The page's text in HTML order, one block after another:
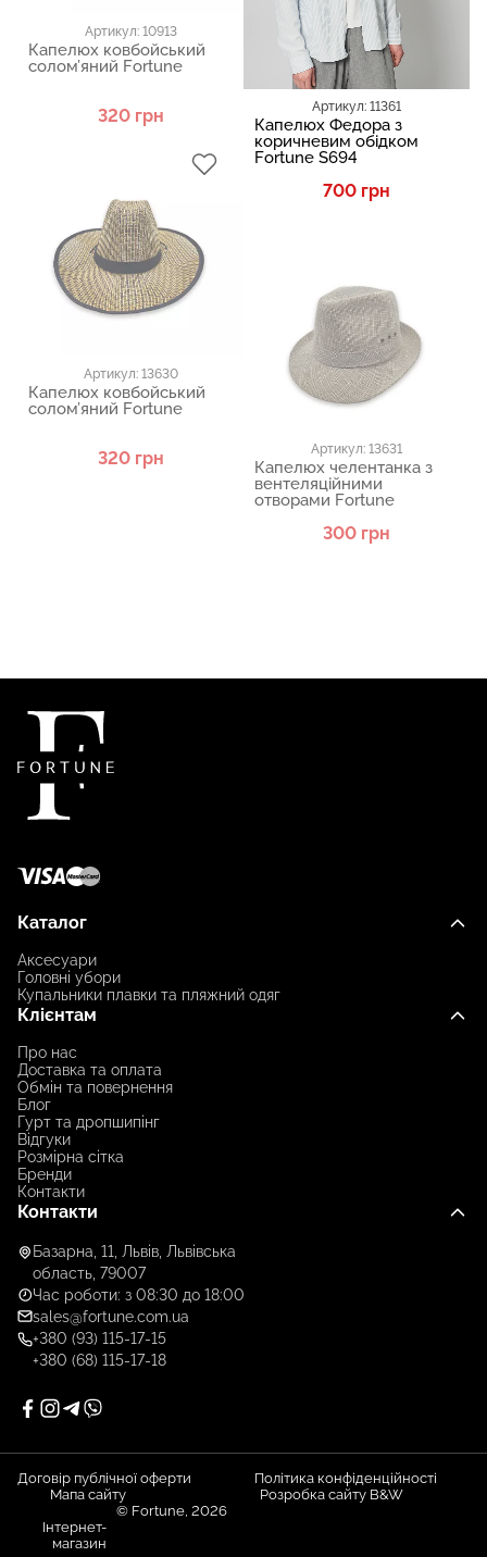
Артикул: 10913
Капелюх ковбойський
солом’яний Fortune
320 грн
Артикул: 13630
Капелюх ковбойський
солом’яний Fortune
320 грн
Артикул: 11361
Капелюх Федора з
коричневим обідком
Fortune S694
700 грн
Артикул: 13631
Капелюх челентанка з
вентеляційними
отворами Fortune
300 грн
Каталог
Аксесуари
Головні убори
Купальники плавки та пляжний одяг
Клієнтам
Про нас
Доставка та оплата
Обмін та повернення
Блог
Гурт та дропшипінг
Відгуки
Розмірна сітка
Бренди
Контакти
Контакти
Базарна, 11, Львів, Львівська
область, 79007
Час роботи: з 08:30 до 18:00
sales@fortune.com.ua
+380 (93) 115-17-15
+380 (68) 115-17-18
Договір публічної оферти
Політика конфіденційності
Мапа сайту
Розробка сайту B&W
© Fortune, 2026
Інтернет-
магазин